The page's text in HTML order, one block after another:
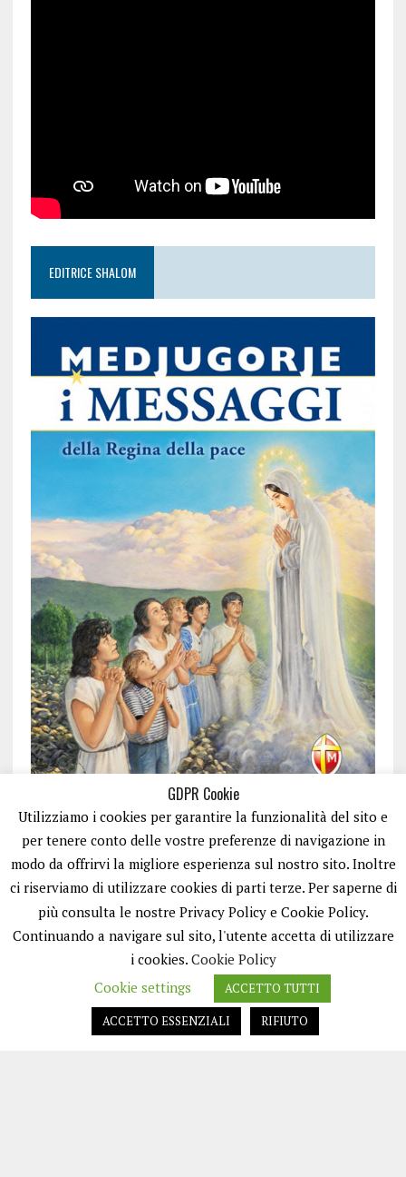
EDITRICE SHALOM
ISCRIVITI
GDPR Cookie
Utilizziamo i cookies per garantire la funzionalità del sito e
per tenere conto delle vostre preferenze di navigazione in
modo da offrirvi la migliore esperienza sul nostro sito. Inoltre
ci riserviamo di utilizzare cookies di parti terze. Per saperne di
più consulta le nostre Privacy Policy e Cookie Policy.
Continuando a navigare sul sito, l'utente accetta di utilizzare
i cookies. Cookie Policy
Cookie settings
ACCETTO TUTTI
ACCETTO ESSENZIALI
RIFIUTO